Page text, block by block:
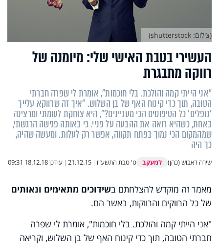
העשירי בטבת האישי שלי: מיומנה של
רווקה מתבגרת
"אני הייתי קמה והולכת. בלי חוכמות", אומרת לי שפרה חברתי
הטובה, תוך כדי קינוח האף של בן השלוש. "איך זה שדווקא עלייך
'נופלים' כל הטיפוסים הכי מעניינים?", היא צוחקת לעומתי ומרצינה
באחת, כשהיא רואה את ההבעה על פניי. כי באותה פגישה הרגשתי,
שמהמקום הכי נמוך בפתח תקווה, אפשר רק לעלות. ומעשה שהיה,
כך היה
שירה דאבוש (כהן) למעקב ט' טבת התשע"ו |
21.12.15
| עודכן18.12.18 09:31
(צילום: shutterstock)
מאמר זה מוקדש להצלחתם בשידוכים מתאימים ונאותים
של כל הרווקים והרווקות, באשר הם.
"אני הייתי קמה והולכת. בלי חוכמות", אומרת לי שפרה
חברתי הטובה, תוך כדי קינוח האף של בן השלוש, וקריאה